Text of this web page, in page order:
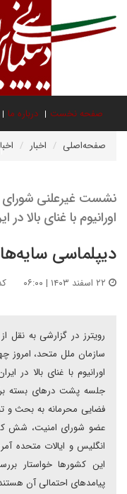
صفحه نخست درباره ما
صفحه‌اصلی اخبار
نشست غیر‌علنی شورای
اورانیوم با غنای بالا در
دیپلماسی سایه‌ها
کد :
رویترز در گزارشی به نقل
اورانیوم با غنای بالا در
جلسه پشت درهای بسته
عضو شورای امنیت، شش
انگلیس و ایالات متحده
این کشورها خواستار
پیامدهای احتمالی آن